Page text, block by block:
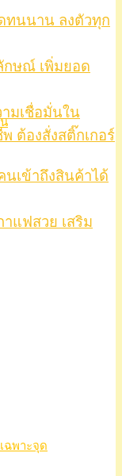
ฉพาะจุด
ทนนาน ลงตัวทุก
กษณ์ เพิ่มยอด
มเชื่อมั่นใน
ต้องสั่งสติ๊กเกอร์
เข้าถึงสินค้าได้
แฟสวย เสริม